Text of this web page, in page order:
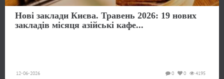
Нові заклади Києва. Травень 2026: 19 нових
закладів місяця азійські кафе...
12-06-2026 4195
0
0